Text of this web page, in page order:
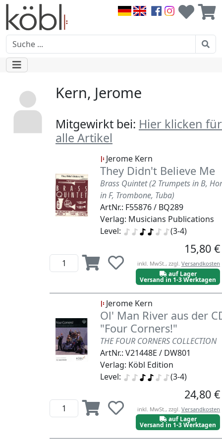
Kern, Jerome
Mitgewirkt bei: Hier klicken für
alle Artikel
Jerome Kern
They Didn't Believe Me
Brass Quintet (2 Trumpets in B,
in F, Trombone, Tuba)
ArtNr.: F55876 / BQ289
Verlag: Musicians Publications
Level:
(3-4)
15,80 €
inkl. MwSt., zzgl. Versandkosten
auf Lager
Versand in 1-3 Werktagen
Jerome Kern
Ol' Man River aus der
"Four Corners!"
THE FOUR CORNERS COLLECTION
ArtNr.: V21448E / DW801
Verlag: Köbl Edition
Level:
(3-4)
24,80 €
inkl. MwSt., zzgl. Versandkosten
auf Lager
Versand in 1-3 Werktagen